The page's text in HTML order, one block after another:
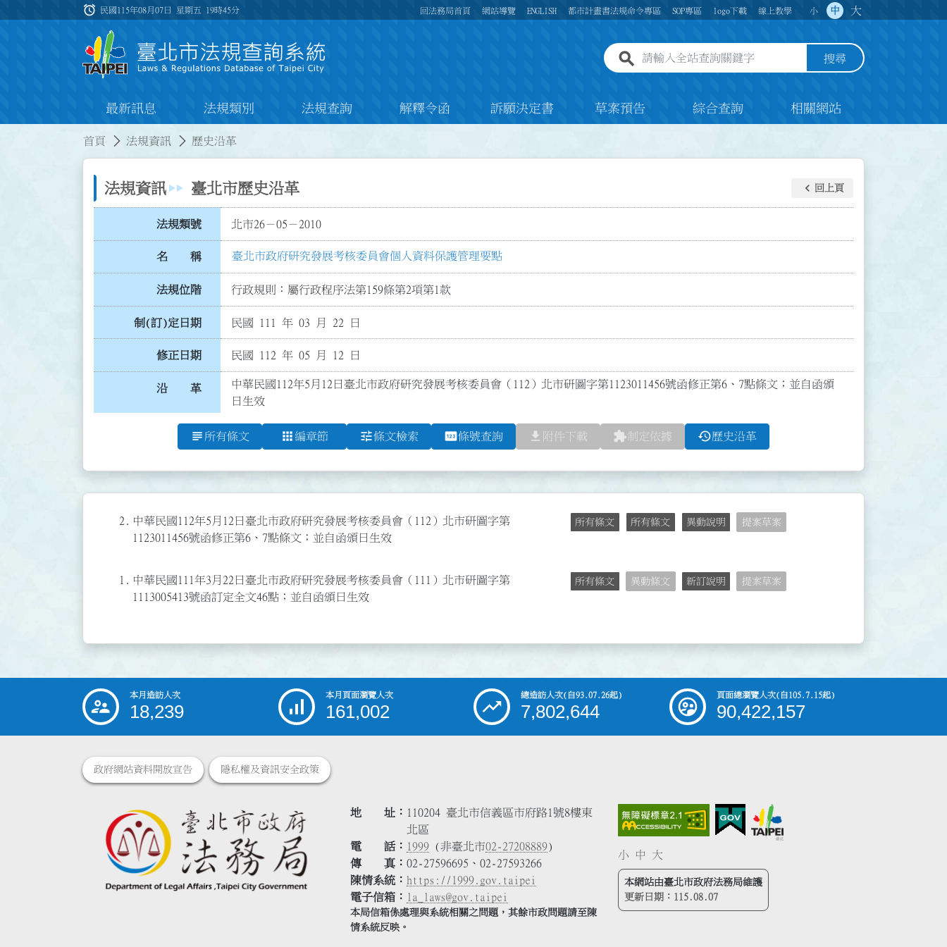
:::
alarm 民國115年08月07日 星期五 19時45分 回法務局首頁 網站導覽 ENGLISH 都市計畫書法規命令專區 SOP專區 logo下載 線上教學 小 中 大
全站查詢關鍵字欄位 搜尋
最新訊息 法規類別 法規查詢 解釋令函 訴願決定書 草案預告 綜合查詢 相關網站
首頁 法規資訊 歷史沿革
法規資訊 臺北市歷史沿革 keyboard_arrow_left 回上頁
法規類號 北市26－05－2010
名 稱 臺北市政府研究發展考核委員會個人資料保護管理要點
法規位階 行政規則：屬行政程序法第159條第2項第1款
制(訂)定日期 民國 111 年 03 月 22 日
修正日期 民國 112 年 05 月 12 日
沿 革
中華民國112年5月12日臺北市政府研究發展考核委員會（112）北市研圖字第1123011456號函修正第6、7點條文；並自函頒
日生效
subject 所有條文 apps 編章節 tune條文檢索 pin條號查詢 file_download 附件下載 extension制定依據 history歷史沿革
2.
中華民國112年5月12日臺北市政府研究發展考核委員會（112）北市研圖字第
1123011456號函修正第6、7點條文；並自函頒日生效
所有條文 所有條文 異動說明 提案草案
1.
中華民國111年3月22日臺北市政府研究發展考核委員會（111）北市研圖字第
1113005413號函訂定全文46點；並自函頒日生效
所有條文 異動條文 新訂說明 提案草案
::: 本月造訪人次
18,239
本月頁面瀏覽人次
161,002
總造訪人次(自93.07.26起)
7,802,644
頁面總瀏覽人次(自105.7.15起)
90,422,157
政府網站資料開放宣告 隱私權及資訊安全政策
地 址
110204 臺北市信義區市府路1號8樓東
北區
電 話
1999 (非臺北市02-27208889)
傳 真
02-27596695、02-27593266
陳情系統
https://1999.gov.taipei
電子信箱
la_laws@gov.taipei
本局信箱係處理與系統相關之問題，其餘市政問題請至陳
情系統反映。
小 中 大
本網站由臺北市政府法務局維護
更新日期： 115.08.07